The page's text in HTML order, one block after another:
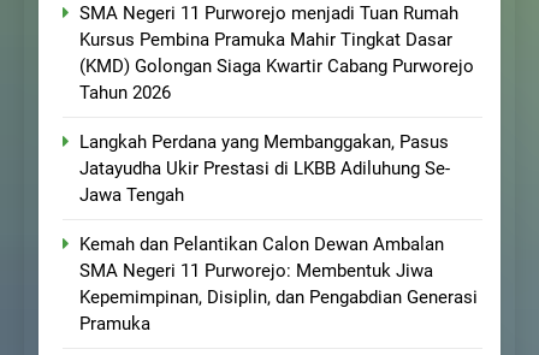
SMA Negeri 11 Purworejo menjadi Tuan Rumah
Kursus Pembina Pramuka Mahir Tingkat Dasar
(KMD) Golongan Siaga Kwartir Cabang Purworejo
Tahun 2026
Langkah Perdana yang Membanggakan, Pasus
Jatayudha Ukir Prestasi di LKBB Adiluhung Se-
Jawa Tengah
Kemah dan Pelantikan Calon Dewan Ambalan
SMA Negeri 11 Purworejo: Membentuk Jiwa
Kepemimpinan, Disiplin, dan Pengabdian Generasi
Pramuka